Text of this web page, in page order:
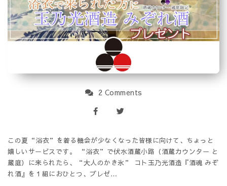
2 Comments
この夏“浴衣”を着る機会が少なくなった皆様に向けて、ちょっと
嬉しいサービスです。 “浴衣”で伏水酒蔵小路（酒蔵カウンター と
蔵庭）に来られたら、“大人のかき氷” コト玉乃光酒造『酒魂 みぞ
れ酒』を１組におひとつ、プレゼ…